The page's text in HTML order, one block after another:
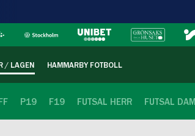
/ LAGEN HAMMARBY FOTBOLL
P19 F19 FUTSAL HERR FUTSAL DAM